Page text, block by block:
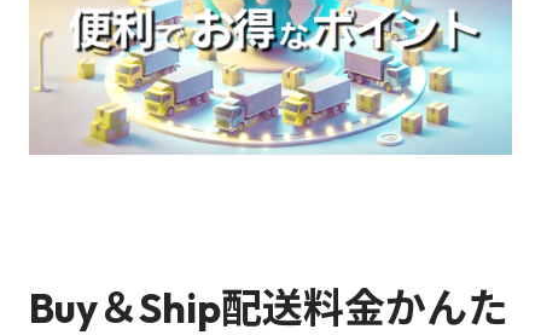
Buy＆Ship配送料金かんた